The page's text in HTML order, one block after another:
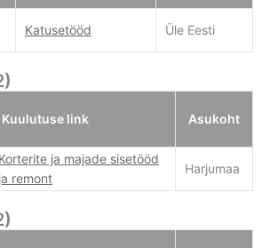
Katusetööd Üle Eesti
Kuulutuse link Asukoht
Korterite ja majade sisetööd
ja remont
Harjumaa